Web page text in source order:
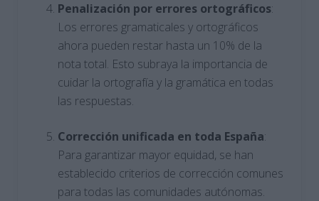
Penalización por errores ortográficos:
Los errores gramaticales y ortográficos
ahora pueden restar hasta un 10% de la
nota total. Esto subraya la importancia de
cuidar la ortografía y la gramática en todas
las respuestas.
Corrección unificada en toda España:
Para garantizar mayor equidad, se han
establecido criterios de corrección comunes
para todas las comunidades autónomas.